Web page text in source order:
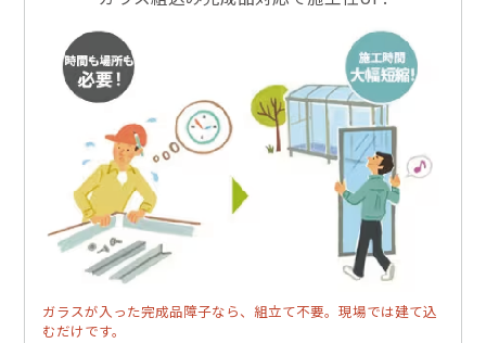
ガラスが入った完成品障子なら、組立て不要。現場では建て込
むだけです。